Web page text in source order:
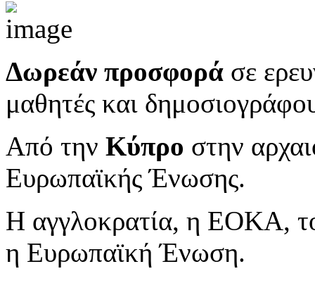
Δωρεάν προσφορά σε
μαθητές και
Από την Κύπρο στην
Ευρωπαϊκής Ένωσης.
Η αγγλοκρατία, η ΕΟΚΑ,
η Ευρωπαϊκή Ένωση.